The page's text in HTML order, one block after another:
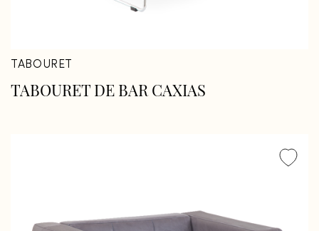
TABOURET
TABOURET DE BAR CAXIAS